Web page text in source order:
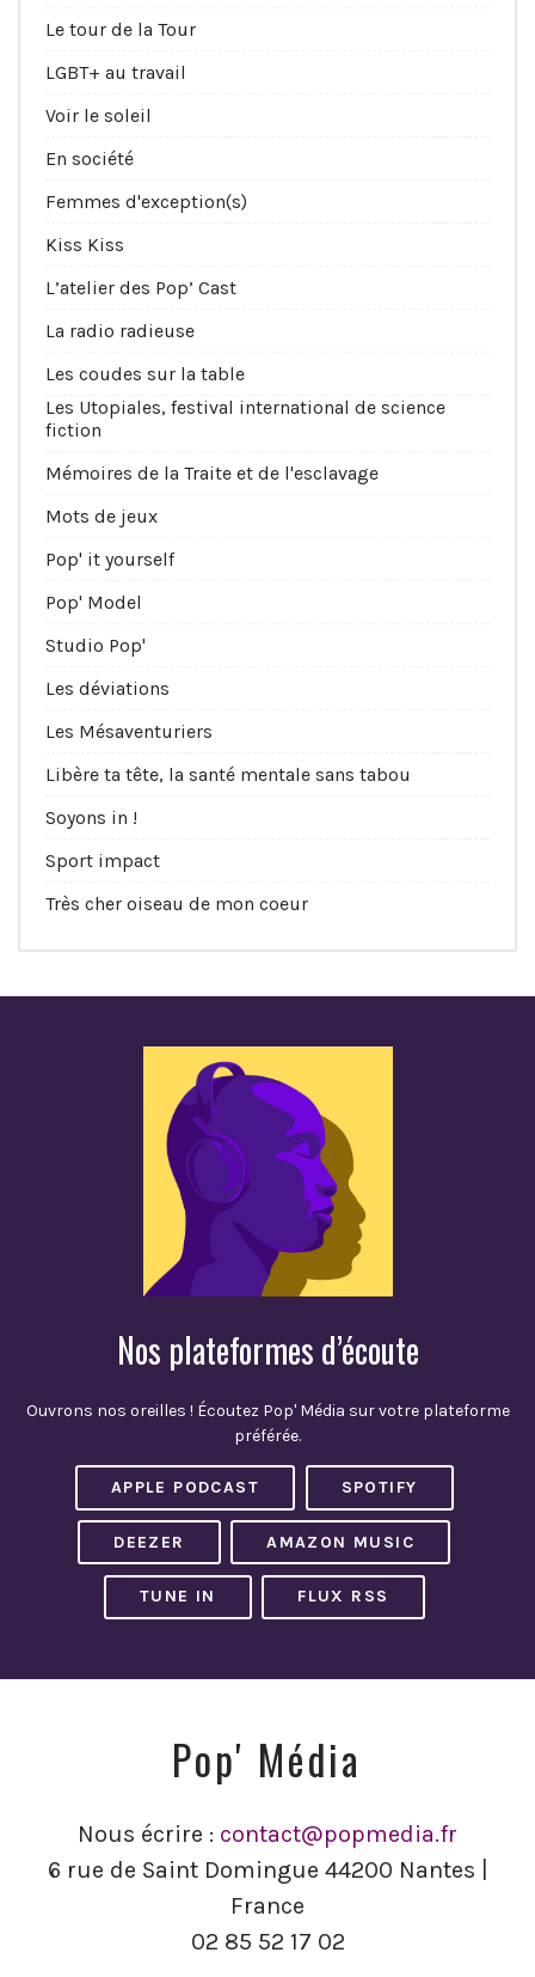
Le tour de la Tour
LGBT+ au travail
Voir le soleil
En société
Femmes d'exception(s)
Kiss Kiss
L’atelier des Pop’ Cast
La radio radieuse
Les coudes sur la table
Les Utopiales, festival international de science
fiction
Mémoires de la Traite et de l'esclavage
Mots de jeux
Pop' it yourself
Pop' Model
Studio Pop'
Les déviations
Les Mésaventuriers
Libère ta tête, la santé mentale sans tabou
Soyons in !
Sport impact
Très cher oiseau de mon coeur
Nos plateformes d’écoute
Ouvrons nos oreilles ! Écoutez Pop' Média sur votre plateforme
préférée.
APPLE PODCAST SPOTIFY
DEEZER AMAZON MUSIC
TUNE IN FLUX RSS
Pop' Média
Nous écrire : contact@popmedia.fr
6 rue de Saint Domingue 44200 Nantes |
France
02 85 52 17 02